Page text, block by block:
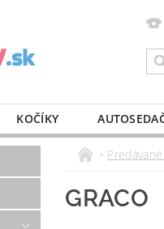
KOČÍKY
VÝBAVA DO
KONTAKT
GRACO